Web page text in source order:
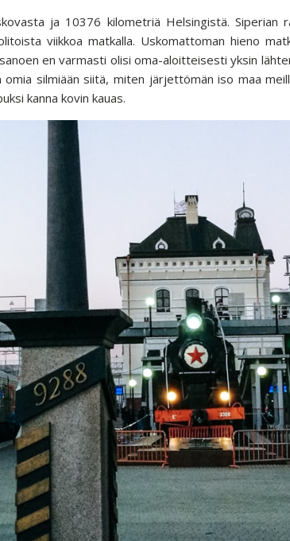
ja 10376 kilometriä Helsingistä. Siperian
viikkoa matkalla. Uskomattoman hieno
en varmasti olisi oma-aloitteisesti yksin
omia silmiään siitä, miten järjettömän iso maa
kanna kovin kauas.